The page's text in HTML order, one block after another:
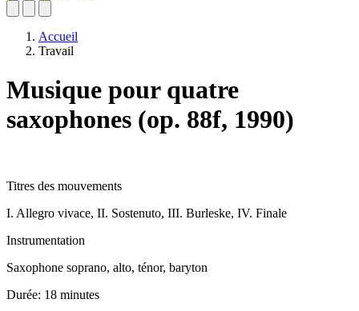
Accueil
Travail
Musique pour quatre
saxophones (op. 88f, 1990)
Titres des mouvements
I. Allegro vivace, II. Sostenuto, III. Burleske, IV. Finale
Instrumentation
Saxophone soprano, alto, ténor, baryton
Durée: 18 minutes